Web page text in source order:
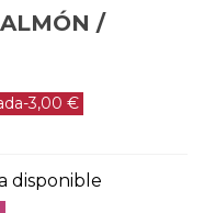
/
-3,00 €
disponible